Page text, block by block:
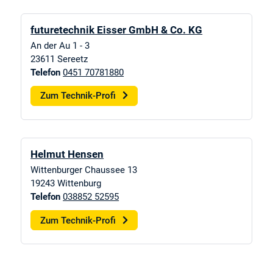
futuretechnik Eisser GmbH & Co. KG
An der Au 1 - 3
23611 Sereetz
Telefon 0451 70781880
Zum Technik-Profi
Helmut Hensen
Wittenburger Chaussee 13
19243 Wittenburg
Telefon 038852 52595
Zum Technik-Profi